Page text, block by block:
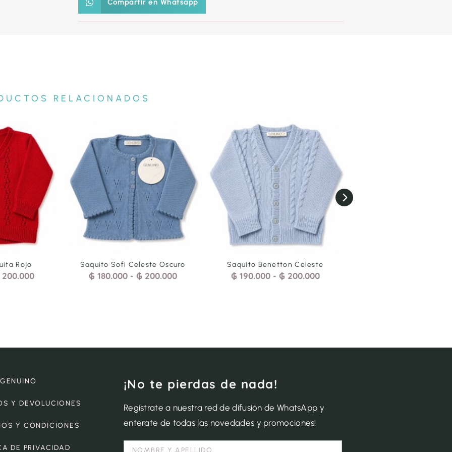
Compartir en Whatsapp
RELACIONADOS
Saquito Sofi Celeste Oscuro
₲200.000
Saquito Benetton Celeste
₲200.000
Y DEVOLUCIONES
Y CONDICIONES
DE PRIVACIDAD
¡No te pierdas de nada!
Registrate a nuestra red de difusión de WhatsApp y
enterate de todas las novedades y promociones!